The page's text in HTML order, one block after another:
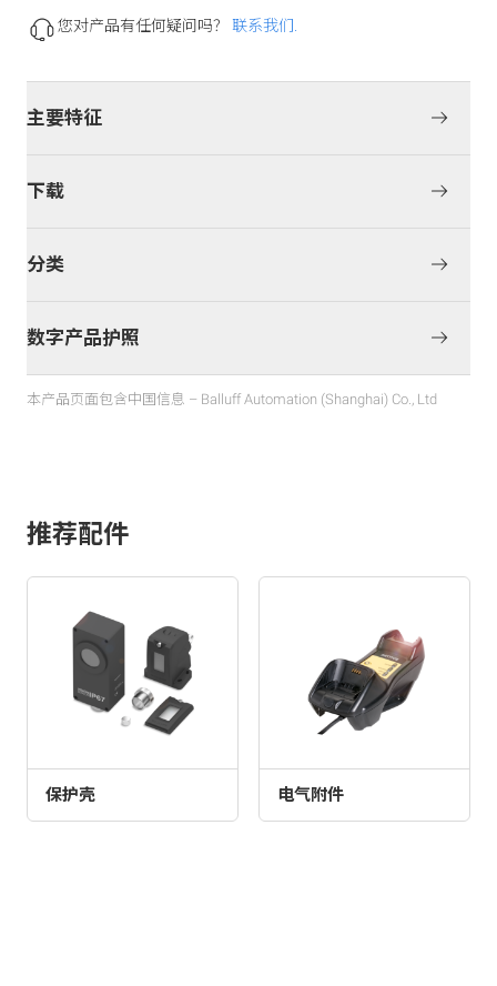
您对产品有任何疑问吗？ 联系我们.
主要特征
下载
分类
数字产品护照
本产品页面包含中国信息 – Balluff Automation (Shanghai) Co., Ltd
推荐配件
保护壳 电气附件